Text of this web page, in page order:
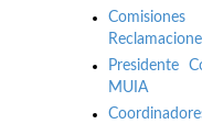
Presidente
MUIA